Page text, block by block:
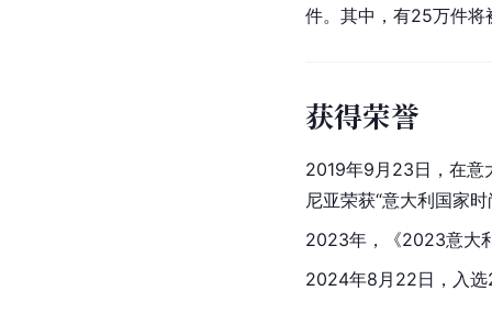
件。其中，有25万件将
获得荣誉
2019年9月23日，在意
尼亚荣获“意大利国家
2023年，《2023意大
2024年8月22日，入